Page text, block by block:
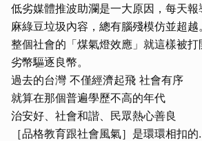
低劣媒體推波助瀾是一大原因，每天
麻綠豆垃圾內容，總有腦殘模仿並超越。
整個社會的「煤氣燈效應」就這樣被打
劣幣驅逐良幣。
過去的台灣 不僅經濟起飛 社會有序
就算在那個普遍學歷不高的年代
治安好、社會和諧、民眾熱心善良
［品格教育跟社會風氣］是環環相扣的